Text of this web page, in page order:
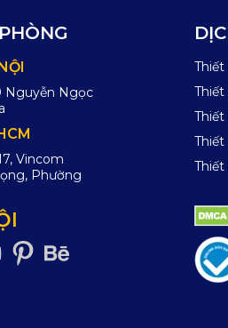
Nguyễn Ngọc
Vincom
Phường
Thiết
Thiết